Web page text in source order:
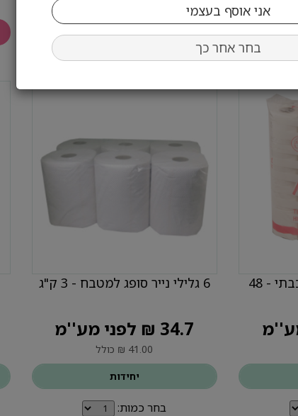
בחר אחר כך
הוסף לעגלה
נייר טואלט טישו דו שכבתי - 48
6 גלילי נייר סופג למטבח - 3 ק"ג
34.7 ₪ לפני מע''מ
41.00 ₪ כולל
יחידות
בחר כמות: